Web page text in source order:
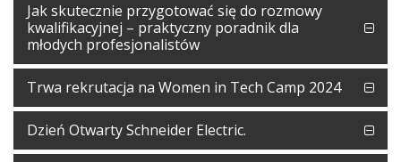
Jak skutecznie przygotować się do rozmowy
kwalifikacyjnej – praktyczny poradnik dla
młodych profesjonalistów
Trwa rekrutacja na Women in Tech Camp 2024
Dzień Otwarty Schneider Electric.